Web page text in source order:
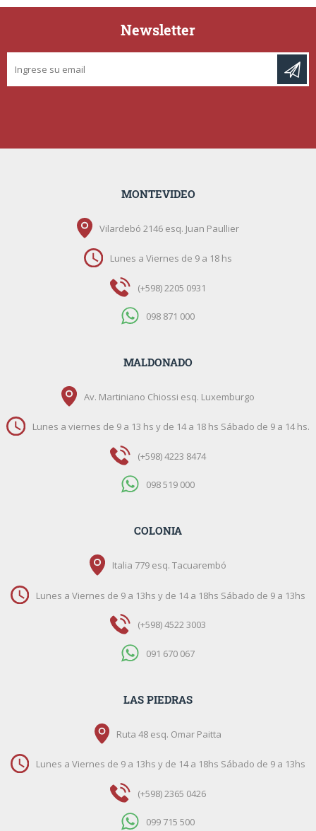
Newsletter
MONTEVIDEO
Vilardebó 2146 esq. Juan Paullier
Lunes a Viernes de 9 a 18 hs
(+598) 2205 0931
098 871 000
MALDONADO
Av. Martiniano Chiossi esq. Luxemburgo
Lunes a viernes de 9 a 13 hs y de 14 a 18 hs Sábado de 9 a 14 hs.
(+598) 4223 8474
098 519 000
COLONIA
Italia 779 esq. Tacuarembó
Lunes a Viernes de 9 a 13hs y de 14 a 18hs Sábado de 9 a 13hs
(+598) 4522 3003
091 670 067
LAS PIEDRAS
Ruta 48 esq. Omar Paitta
Lunes a Viernes de 9 a 13hs y de 14 a 18hs Sábado de 9 a 13hs
(+598) 2365 0426
099 715 500